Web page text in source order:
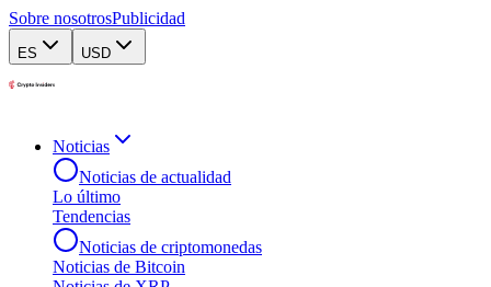
Sobre nosotrosPublicidad
ES USD
Noticias
Noticias de actualidad
Lo último
Tendencias
Noticias de criptomonedas
Noticias de Bitcoin